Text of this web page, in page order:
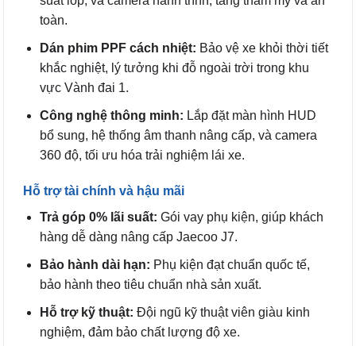
toàn.
Dán phim PPF cách nhiệt: Bảo vệ xe khỏi thời tiết
khắc nghiệt, lý tưởng khi đỗ ngoài trời trong khu
vực Vành đai 1.
Công nghệ thông minh: Lắp đặt màn hình HUD
bổ sung, hệ thống âm thanh nâng cấp, và camera
360 độ, tối ưu hóa trải nghiệm lái xe.
Hỗ trợ tài chính và hậu mãi
Trả góp 0% lãi suất: Gói vay phụ kiện, giúp khách
hàng dễ dàng nâng cấp Jaecoo J7.
Bảo hành dài hạn: Phụ kiện đạt chuẩn quốc tế,
bảo hành theo tiêu chuẩn nhà sản xuất.
Hỗ trợ kỹ thuật: Đội ngũ kỹ thuật viên giàu kinh
nghiệm, đảm bảo chất lượng độ xe.